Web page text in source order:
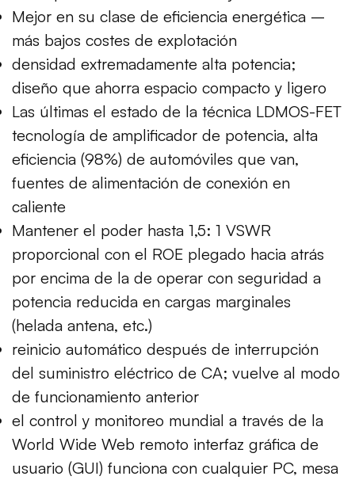
Mejor en su clase de eficiencia energética –
más bajos costes de explotación
densidad extremadamente alta potencia;
diseño que ahorra espacio compacto y ligero
Las últimas el estado de la técnica LDMOS-FET
tecnología de amplificador de potencia, alta
eficiencia (98%) de automóviles que van,
fuentes de alimentación de conexión en
caliente
Mantener el poder hasta 1,5: 1 VSWR
proporcional con el ROE plegado hacia atrás
por encima de la de operar con seguridad a
potencia reducida en cargas marginales
(helada antena, etc.)
reinicio automático después de interrupción
del suministro eléctrico de CA; vuelve al modo
de funcionamiento anterior
el control y monitoreo mundial a través de la
World Wide Web remoto interfaz gráfica de
usuario (GUI) funciona con cualquier PC, mesa